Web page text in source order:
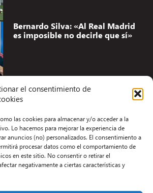
el consentimiento de
las cookies para almacenar y/o acceder a la
Lo hacemos para mejorar la experiencia de
anuncios (no) personalizados. El consentimiento a
procesar datos como el comportamiento de
en este sitio. No consentir o retirar el
negativamente a ciertas características y
Bernardo Silva: «Al Real Madrid
es imposible no decirle que sí»
Aviso Legal
y condiciones
Política de privacidad